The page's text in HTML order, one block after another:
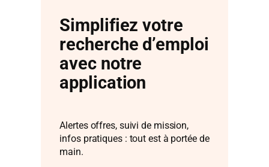
Simplifiez votre
recherche d’emploi
avec notre
application
Alertes offres, suivi de mission,
infos pratiques : tout est à portée de
main.